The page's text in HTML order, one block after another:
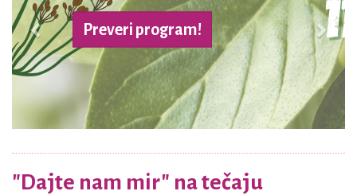
Preveri program!
"Dajte nam mir" na tečaju